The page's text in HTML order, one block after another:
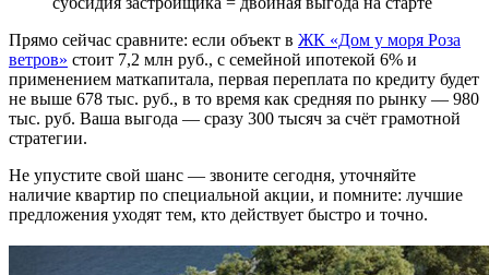
Прямо сейчас сравните: если объект в ЖК «Дом у моря Роза
ветров» стоит 7,2 млн руб., с семейной ипотекой 6% и
применением маткапитала, первая переплата по кредиту будет
не выше 678 тыс. руб., в то время как средняя по рынку — 980
тыс. руб. Ваша выгода — сразу 300 тысяч за счёт грамотной
стратегии.
Не упустите свой шанс — звоните сегодня, уточняйте
наличие квартир по специальной акции, и помните: лучшие
предложения уходят тем, кто действует быстро и точно.